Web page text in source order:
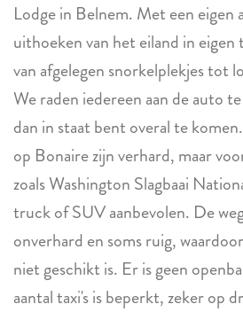
Lodge in Belnem. Met een eigen
uithoeken van het eiland in
van afgelegen snorkelplekjes tot
We raden iedereen aan de auto
dan in staat bent overal te
op Bonaire zijn verhard, maar
zoals Washington Slagbaai
truck of SUV aanbevolen. De
onverhard en soms ruig,
niet geschikt is. Er is geen
aantal taxi's is beperkt, zeker op